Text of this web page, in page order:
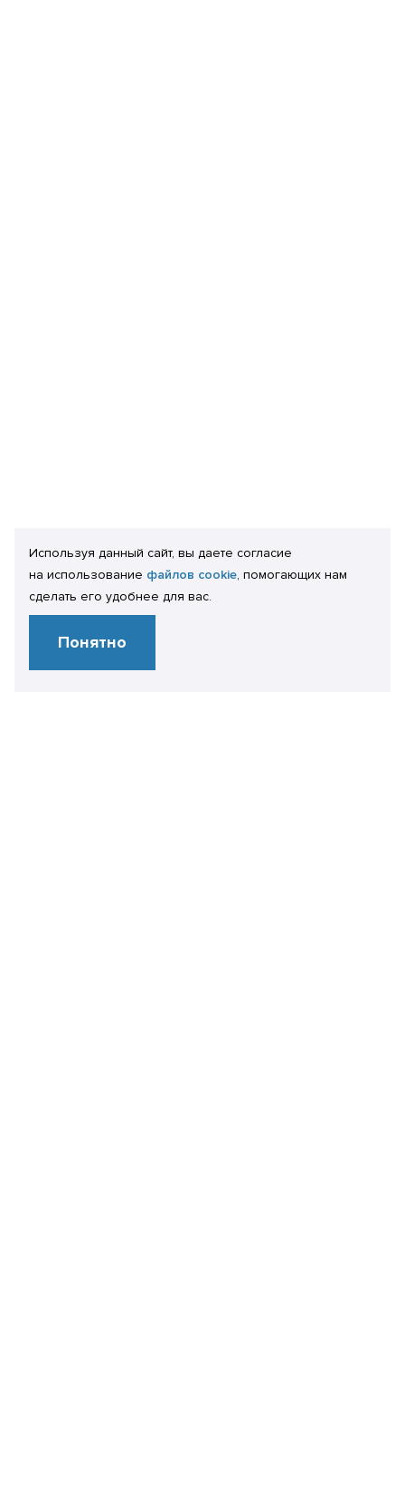
Используя данный сайт, вы даете согласие
на использование файлов cookie, помогающих нам
сделать его удобнее для вас.
Понятно